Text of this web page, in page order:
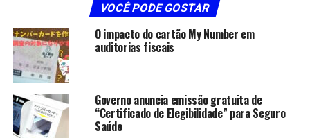
VOCÊ PODE GOSTAR
O impacto do cartão My Number em
auditorias fiscais
Governo anuncia emissão gratuita de
“Certificado de Elegibilidade” para Seguro
Saúde